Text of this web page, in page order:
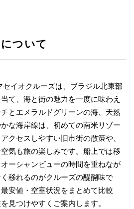
ついて
イオクルーズは、ブラジル北東部
て、海と街の魅力を一度に味わえ
とエメラルドグリーンの海、天然
な海岸線は、初めての南米リゾー
クセスしやすい旧市街の散策や、
気も旅の楽しみです。船上では移
ーシャンビューの時間を重ねなが
移れるのがクルーズの醍醐味で
安値・空室状況をまとめて比較
見つけやすくご案内します。